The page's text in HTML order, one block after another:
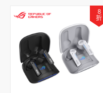
8
折